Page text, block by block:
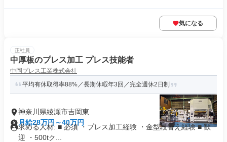
気になる
正社員
中厚板のプレス加工 プレス技能者
中岡プレス工業株式会社
平均有休取得率88%／長期休暇年3回／完全週休2日制
神奈川県綾瀬市吉岡東
月給28万円～40万円
求める人材: ■ 必須 ・プレス加工経験 ・金型段替え経験 ■ 歓
迎 ・500tク...